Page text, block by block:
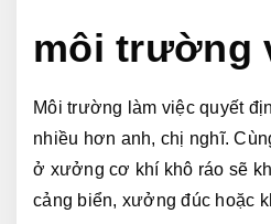
môi trường
Môi trường làm việc quyết
nhiều hơn anh, chị nghĩ.
ở xưởng cơ khí khô ráo sẽ
cảng biển, xưởng đúc hoặc